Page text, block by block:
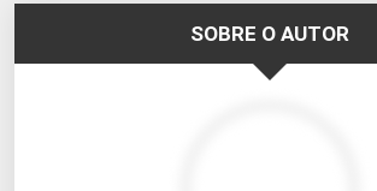
SOBRE O AUTOR